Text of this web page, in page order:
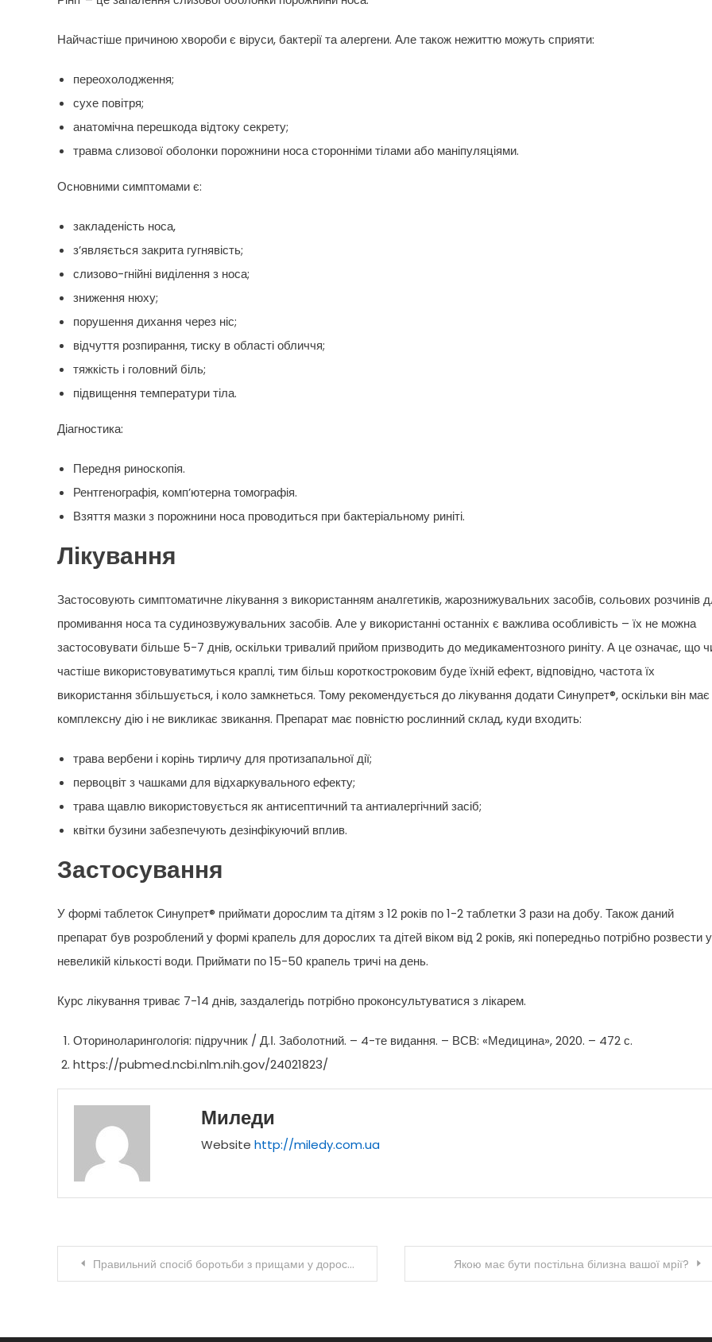
Найчастіше причиною хвороби є віруси, бактерії та алергени. Але також нежиттю можуть сприяти:
переохолодження;
сухе повітря;
анатомічна перешкода відтоку секрету;
травма слизової оболонки порожнини носа сторонніми тілами або маніпуляціями.
Основними симптомами є:
закладеність носа,
з’являється закрита гугнявість;
слизово-гнійні виділення з носа;
зниження нюху;
порушення дихання через ніс;
відчуття розпирання, тиску в області обличчя;
тяжкість і головний біль;
підвищення температури тіла.
Діагностика:
Передня риноскопія.
Рентгенографія, комп’ютерна томографія.
Взяття мазки з порожнини носа проводиться при бактеріальному риніті.
Лікування
Застосовують симптоматичне лікування з використанням аналгетиків, жарознижувальних засобів, сольових розчинів
промивання носа та судинозвужувальних засобів. Але у використанні останніх є важлива особливість – їх не можна
застосовувати більше 5-7 днів, оскільки тривалий прийом призводить до медикаментозного риніту. А це означає, що
частіше використовуватимуться краплі, тим більш короткостроковим буде їхній ефект, відповідно, частота їх
використання збільшується, і коло замкнеться. Тому рекомендується до лікування додати Синупрет®, оскільки він має
комплексну дію і не викликає звикання. Препарат має повністю рослинний склад, куди входить:
трава вербени і корінь тирличу для протизапальної дії;
первоцвіт з чашками для відхаркувального ефекту;
трава щавлю використовується як антисептичний та антиалергічний засіб;
квітки бузини забезпечують дезінфікуючий вплив.
Застосування
У формі таблеток Синупрет® приймати дорослим та дітям з 12 років по 1-2 таблетки 3 рази на добу. Також даний
препарат був розроблений у формі крапель для дорослих та дітей віком від 2 років, які попередньо потрібно розвести у
невеликій кількості води. Приймати по 15-50 крапель тричі на день.
Курс лікування триває 7-14 днів, заздалегідь потрібно проконсультуватися з лікарем.
Оториноларингологія: підручник / Д.І. Заболотний. – 4-те видання. – ВСВ: «Медицина», 2020. – 472 с.
https://pubmed.ncbi.nlm.nih.gov/24021823/
Миледи
Website http://miledy.com.ua
Навігація
Правильний спосіб боротьби з прищами у дорослих Якою має бути постільна білизна вашої мрії?